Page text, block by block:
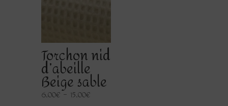
Torchon nid
d’abeille
Beige sable
6.00€– 15.00€Plage